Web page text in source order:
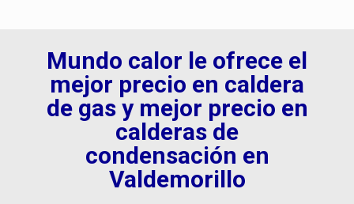
Mundo calor le ofrece el
mejor precio en caldera
de gas y mejor precio en
calderas de
condensación en
Valdemorillo